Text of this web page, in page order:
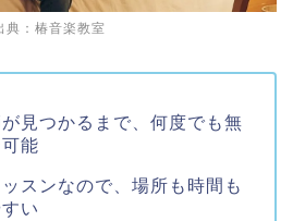
典：椿音楽教室
見つかるまで、何度でも無
能
スンなので、場所も時間も
い